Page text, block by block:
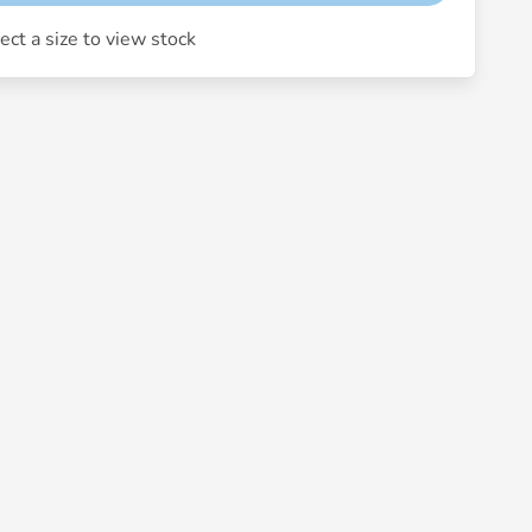
a size to view stock